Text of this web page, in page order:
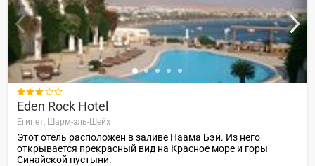

Eden Rock Hotel
Египет, Шарм-эль-Шейх
Этот отель расположен в заливе Наама Бэй. Из него
открывается прекрасный вид на Красное море и горы
Синайской пустыни.